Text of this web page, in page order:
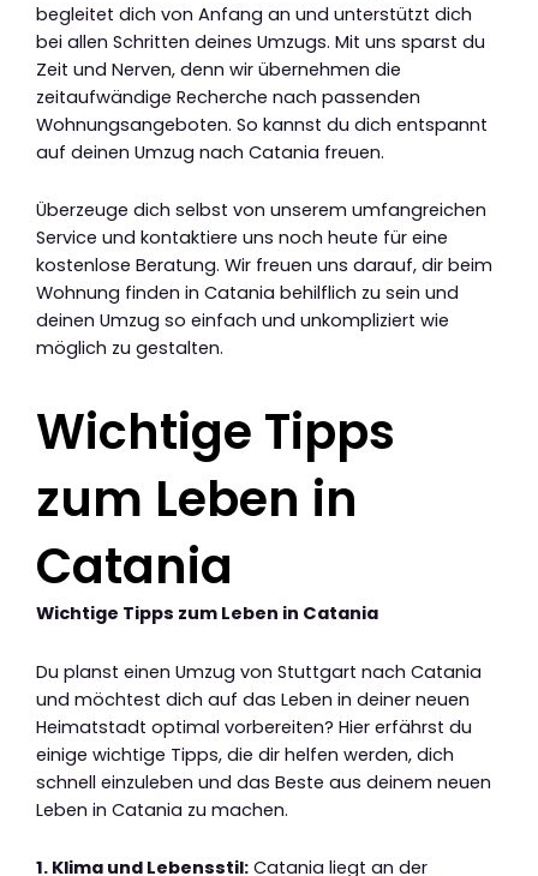
begleitet dich von Anfang an und unterstützt dich
bei allen Schritten deines Umzugs. Mit uns sparst du
Zeit und Nerven, denn wir übernehmen die
zeitaufwändige Recherche nach passenden
Wohnungsangeboten. So kannst du dich entspannt
auf deinen Umzug nach Catania freuen.
Überzeuge dich selbst von unserem umfangreichen
Service und kontaktiere uns noch heute für eine
kostenlose Beratung. Wir freuen uns darauf, dir beim
Wohnung finden in Catania behilflich zu sein und
deinen Umzug so einfach und unkompliziert wie
möglich zu gestalten.
Wichtige Tipps
zum Leben in
Catania
Wichtige Tipps zum Leben in Catania
Du planst einen Umzug von Stuttgart nach Catania
und möchtest dich auf das Leben in deiner neuen
Heimatstadt optimal vorbereiten? Hier erfährst du
einige wichtige Tipps, die dir helfen werden, dich
schnell einzuleben und das Beste aus deinem neuen
Leben in Catania zu machen.
1. Klima und Lebensstil: Catania liegt an der